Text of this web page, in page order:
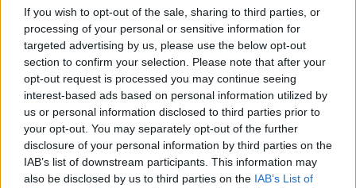
If you wish to opt-out of the sale, sharing to third parties, or
processing of your personal or sensitive information for
targeted advertising by us, please use the below opt-out
section to confirm your selection. Please note that after your
opt-out request is processed you may continue seeing
interest-based ads based on personal information utilized by
us or personal information disclosed to third parties prior to
your opt-out. You may separately opt-out of the further
disclosure of your personal information by third parties on the
IAB’s list of downstream participants. This information may
also be disclosed by us to third parties on the IAB’s List of
Responder
Ruben942
Publicado22 de Octubre del 2024
En 19/10/2024 a las 10:01,VIXdijo: